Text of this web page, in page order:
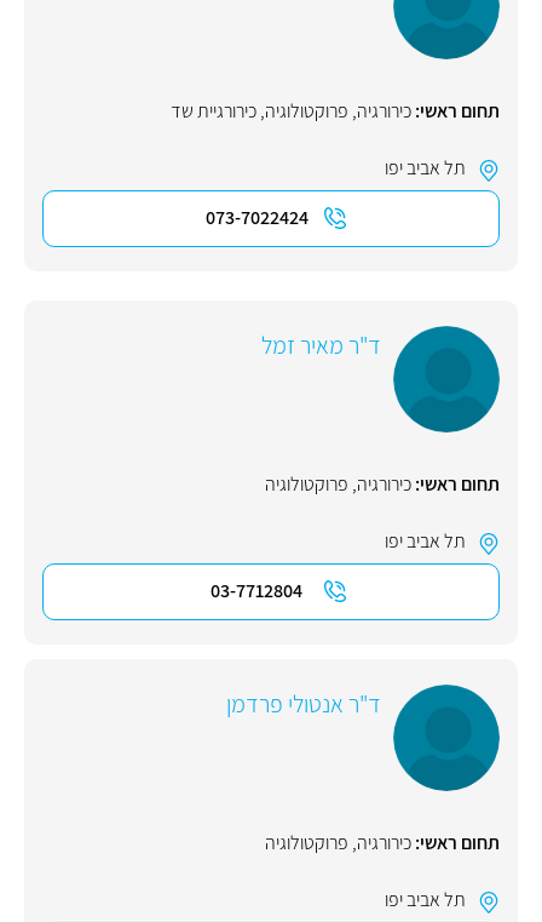
תחום ראשי:כירורגיה, פרוקטולוגיה,כירורגיית שד
תל אביב יפו
073-7022424
ד"ר מאיר זמל
תחום ראשי:כירורגיה, פרוקטולוגיה
תל אביב יפו
03-7712804
ד"ר אנטולי פרדמן
תחום ראשי:כירורגיה, פרוקטולוגיה
תל אביב יפו